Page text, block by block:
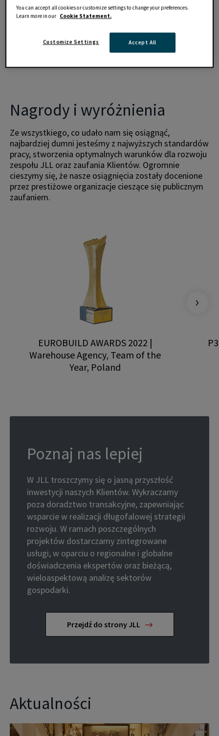
Nagrody i wyróżnienia
Ze wszystkiego, co udało nam się osiągnąć,
najbardziej dumni jesteśmy z najwyższych standardów
pracy, stworzenia optymalnych warunków dla rozwoju
zespołu JLL oraz zaufania Klientów. Ogromnie
cieszymy się, że nasze osiągnięcia zostały docenione
przez prestiżowe organizacje cieszące się publicznym
zaufaniem.
EUROBUILD AWARDS 2022 |
Warehouse Agency, Team of the
Year, Poland
Poznaj nas lepiej
W JLL troszczymy się o jasną przyszłość
inwestycji naszych Klientów. Wykraczamy
poza doradztwo transakcyjne, zapewniając
wsparcie w realizacji długofalowej strategii
rozwoju. W ramach poszczególnych
projektów dostarczamy zintegrowane
usługi, w oparciu o regionalne i globalne
doświadczenia ekspertów oraz bieżącą,
wieloaspektową analizę sektorów
gospodarki.
Przejdź do strony JLL
Aktualności
You can accept all cookies or customize settings to change your preferences.
Learn more in our Cookie Statement.
Accept All
Customize Settings